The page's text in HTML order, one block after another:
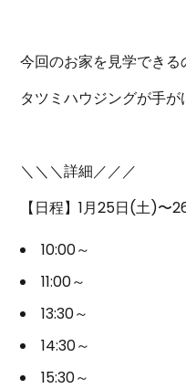
今回のお家を見学できる
タツミハウジングが手
＼＼＼詳細／／／
【日程】1月25日(土)〜
10:00～
11:00～
13:30～
14:30～
15:30～